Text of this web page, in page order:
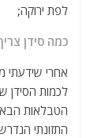
לפת ירוקה;
כמה סידן
אחרי שידעתי
לכמות הסידן
הטבלאות
התזונתי